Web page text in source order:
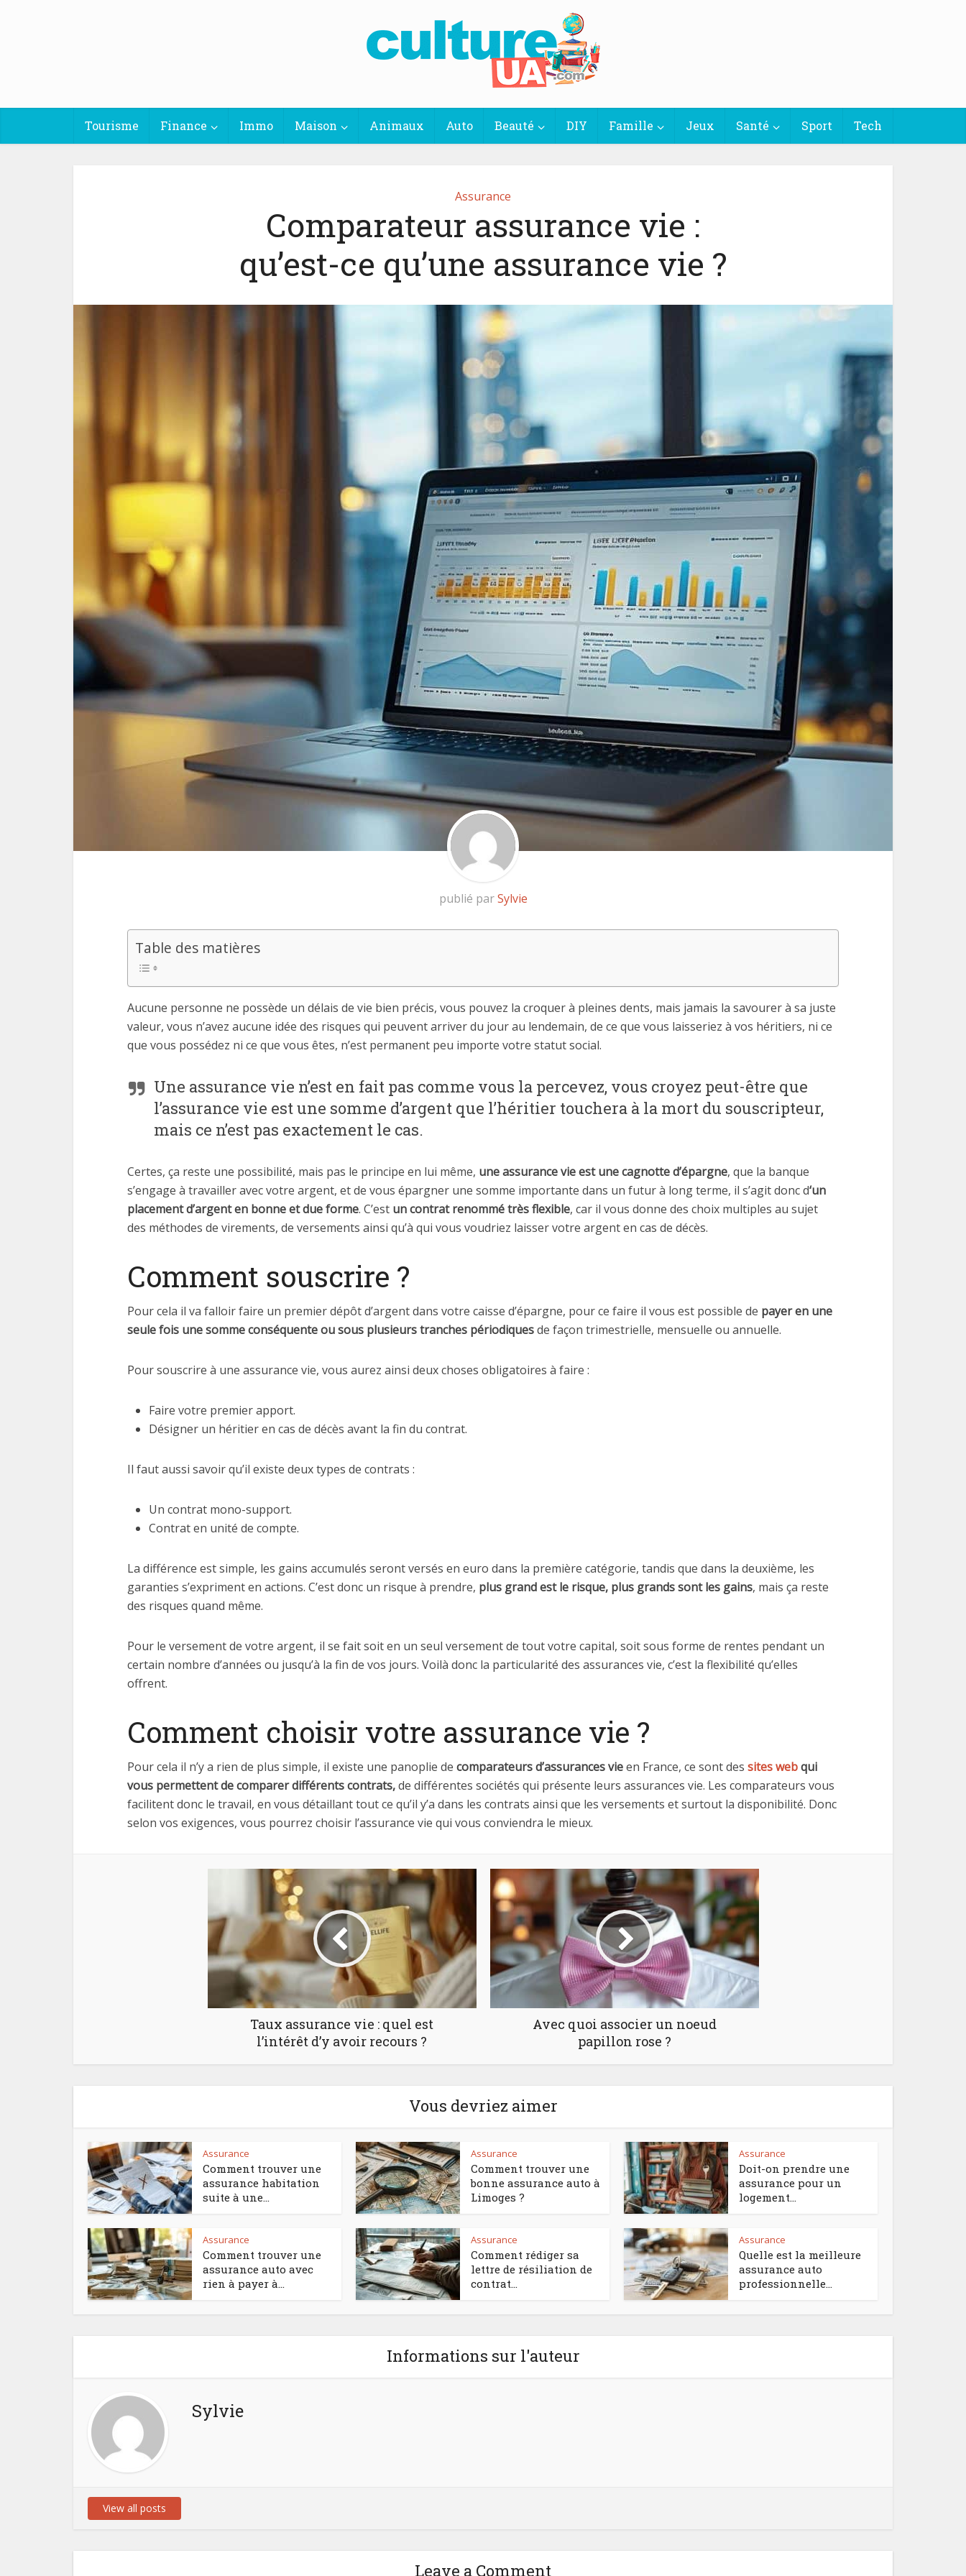
Tourisme Finance Immo Maison Animaux Auto Beauté DIY Famille Jeux Santé Sport Tech
Assurance
Comparateur assurance vie :
qu’est-ce qu’une assurance vie ?
publié parSylvie
Table des matières
Aucune personne ne possède un délais de vie bien précis, vous pouvez la croquer à pleines dents, mais jamais la savourer à sa juste
valeur, vous n’avez aucune idée des risques qui peuvent arriver du jour au lendemain, de ce que vous laisseriez à vos héritiers, ni ce
que vous possédez ni ce que vous êtes, n’est permanent peu importe votre statut social.
Une assurance vie n’est en fait pas comme vous la percevez, vous croyez peut-être que
l’assurance vie est une somme d’argent que l’héritier touchera à la mort du souscripteur,
mais ce n’est pas exactement le cas.
Certes, ça reste une possibilité, mais pas le principe en lui même, une assurance vie est une cagnotte d’épargne, que la banque
s’engage à travailler avec votre argent, et de vous épargner une somme importante dans un futur à long terme, il s’agit donc d‘un
placement d’argent en bonne et due forme. C’est un contrat renommé très flexible, car il vous donne des choix multiples au sujet
des méthodes de virements, de versements ainsi qu’à qui vous voudriez laisser votre argent en cas de décès.
Comment souscrire ?
Pour cela il va falloir faire un premier dépôt d’argent dans votre caisse d’épargne, pour ce faire il vous est possible de payer en une
seule fois une somme conséquente ou sous plusieurs tranches périodiquesde façon trimestrielle, mensuelle ou annuelle.
Pour souscrire à une assurance vie, vous aurez ainsi deux choses obligatoires à faire :
Faire votre premier apport.
Désigner un héritier en cas de décès avant la fin du contrat.
Il faut aussi savoir qu’il existe deux types de contrats :
Un contrat mono-support.
Contrat en unité de compte.
La différence est simple, les gains accumulés seront versés en euro dans la première catégorie, tandis que dans la deuxième, les
garanties s’expriment en actions. C’est donc un risque à prendre, plus grand est le risque, plus grands sont les gains, mais ça reste
des risques quand même.
Pour le versement de votre argent, il se fait soit en un seul versement de tout votre capital, soit sous forme de rentes pendant un
certain nombre d’années ou jusqu’à la fin de vos jours. Voilà donc la particularité des assurances vie, c’est la flexibilité qu’elles
offrent.
Comment choisir votre assurance vie ?
Pour cela il n’y a rien de plus simple, il existe une panoplie de comparateurs d’assurances vieen France, ce sont des sites webqui
vous permettent de comparer différents contrats,de différentes sociétés qui présente leurs assurances vie. Les comparateurs vous
facilitent donc le travail, en vous détaillant tout ce qu’il y’a dans les contrats ainsi que les versements et surtout la disponibilité. Donc
selon vos exigences, vous pourrez choisir l’assurance vie qui vous conviendra le mieux.
Taux assurance vie : quel est
l’intérêt d’y avoir recours ?
Avec quoi associer un noeud
papillon rose ?
Vous devriez aimer
Assurance
Comment trouver une
assurance habitation
suite à une...
Assurance
Comment trouver une
bonne assurance auto à
Limoges ?
Assurance
Doit-on prendre une
assurance pour un
logement...
Assurance
Comment trouver une
assurance auto avec
rien à payer à...
Assurance
Comment rédiger sa
lettre de résiliation de
contrat...
Assurance
Quelle est la meilleure
assurance auto
professionnelle...
Informations sur l'auteur
Sylvie
View all posts
Leave a Comment